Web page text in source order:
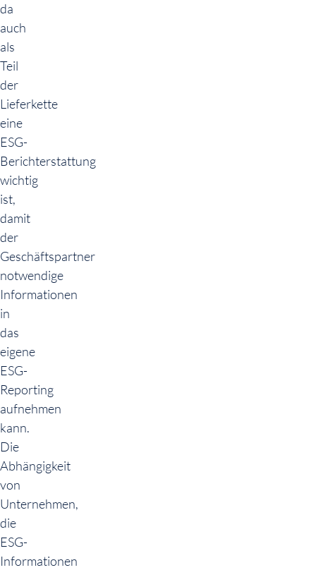
da
auch
als
Teil
der
Lieferkette
eine
ESG-
Berichterstattung
wichtig
ist,
damit
der
Geschäftspartner
notwendige
Informationen
in
das
eigene
ESG-
Reporting
aufnehmen
kann.
Die
Abhängigkeit
von
Unternehmen,
die
ESG-
Informationen